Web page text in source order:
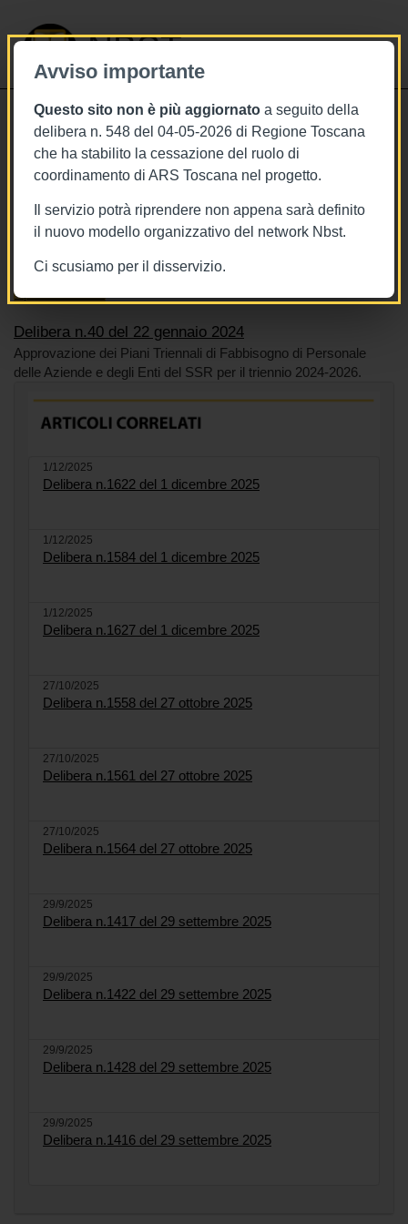
Avviso importante
Questo sito non è più aggiornato a seguito della
delibera n. 548 del 04-05-2026 di Regione Toscana
che ha stabilito la cessazione del ruolo di
coordinamento di ARS Toscana nel progetto.
Il servizio potrà riprendere non appena sarà definito
il nuovo modello organizzativo del network Nbst.
Ci scusiamo per il disservizio.
NBST
22/1/2024
Delibera n.40 del 22 gennaio 2024
Tags Toscana
BURT Bollettino della regione toscana
Operatori sanitari
Delibera n.40 del 22 gennaio 2024
Approvazione dei Piani Triennali di Fabbisogno di Personale
delle Aziende e degli Enti del SSR per il triennio 2024-2026.
1/12/2025
Delibera n.1622 del 1 dicembre 2025
1/12/2025
Delibera n.1584 del 1 dicembre 2025
1/12/2025
Delibera n.1627 del 1 dicembre 2025
27/10/2025
Delibera n.1558 del 27 ottobre 2025
27/10/2025
Delibera n.1561 del 27 ottobre 2025
27/10/2025
Delibera n.1564 del 27 ottobre 2025
29/9/2025
Delibera n.1417 del 29 settembre 2025
29/9/2025
Delibera n.1422 del 29 settembre 2025
29/9/2025
Delibera n.1428 del 29 settembre 2025
29/9/2025
Delibera n.1416 del 29 settembre 2025